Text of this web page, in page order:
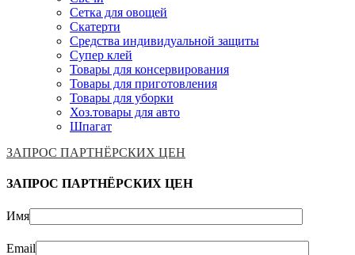
Сетка для овощей
Скатерти
Средства индивидуальной защиты
Супер клей
Товары для консервирования
Товары для приготовления
Товары для уборки
Хоз.товары для авто
Шпагат
ЗАПРОС ПАРТНЁРСКИХ ЦЕН
ЗАПРОС ПАРТНЁРСКИХ ЦЕН
Имя
Email